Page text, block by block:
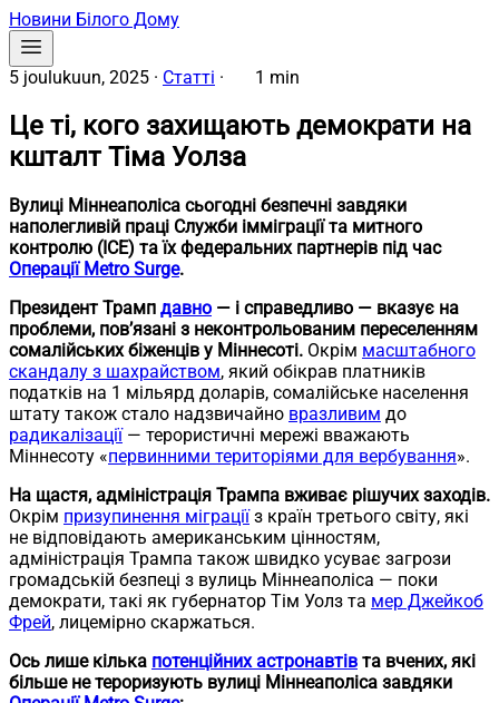
Новини Білого Дому
5 joulukuun, 2025 · Статті · 1 min
Це ті, кого захищають демократи на
кшталт Тіма Уолза
Вулиці Міннеаполіса сьогодні безпечні завдяки
наполегливій праці Служби імміграції та митного
контролю (ICE) та їх федеральних партнерів під час
Операції Metro Surge.
Президент Трамп давно — і справедливо — вказує на
проблеми, пов’язані з неконтрольованим переселенням
сомалійських біженців у Міннесоті. Окрім масштабного
скандалу з шахрайством, який обікрав платників
податків на 1 мільярд доларів, сомалійське населення
штату також стало надзвичайно вразливим до
радикалізації— терористичні мережі вважають
Міннесоту «первинними територіями для вербування».
На щастя, адміністрація Трампа вживає рішучих заходів.
Окрім призупинення міграціїз країн третього світу, які
не відповідають американським цінностям,
адміністрація Трампа також швидко усуває загрози
громадській безпеці з вулиць Міннеаполіса — поки
демократи, такі як губернатор Тім Уолз та мер Джейкоб
Фрей, лицемірно скаржаться.
Ось лише кілька потенційних астронавтів та вчених, які
більше не тероризують вулиці Міннеаполіса завдяки